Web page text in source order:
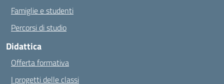
Famiglie e studenti
Percorsi di studio
Didattica
Offerta formativa
I progetti delle classi